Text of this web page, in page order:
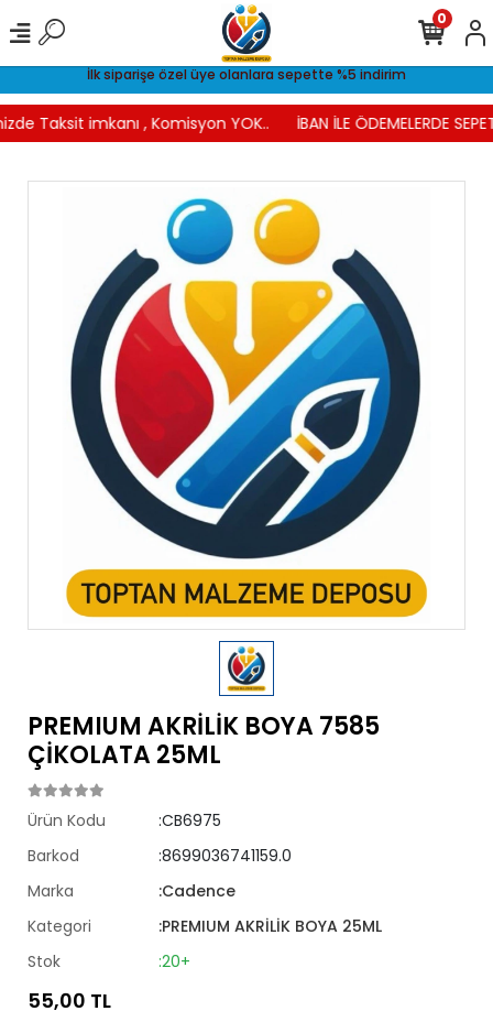
İlk siparişe özel üye olanlara sepette %5 indirim
Taksit imkanı , Komisyon YOK.. İBAN İLE ÖDEMELERDE
0
PREMIUM AKRİLİK BOYA 7585
ÇİKOLATA 25ML
Ürün Kodu
:CB6975
Barkod
:8699036741159.0
Marka
:Cadence
Kategori
:PREMIUM AKRİLİK BOYA 25ML
Stok
:20+
55,00 TL